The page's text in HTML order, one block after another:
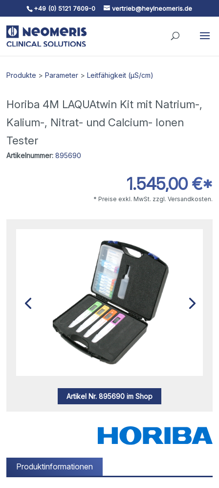
Skip To Content
+49 (0) 5121 7609-0 vertrieb@heylneomeris.de
Produkte >Parameter >Leitfähigkeit (µS/cm)
Horiba 4M LAQUAtwin Kit mit Natrium-,
Kalium-, Nitrat- und Calcium- Ionen
Tester
Artikelnummer: 895690
1.545,00 €*
* Preise exkl. MwSt. zzgl. Versandkosten.
Artikel Nr. 895690 im Shop
Produktinformationen